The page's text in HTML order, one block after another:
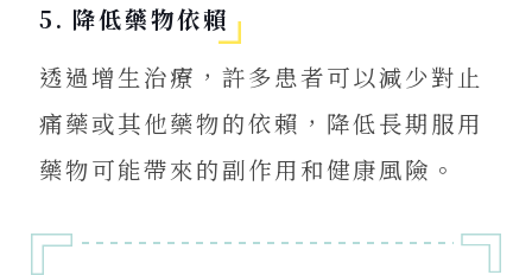
5. 降低藥物依賴
透過增生治療，許多患者可以減少對止
痛藥或其他藥物的依賴，降低長期服用
藥物可能帶來的副作用和健康風險。